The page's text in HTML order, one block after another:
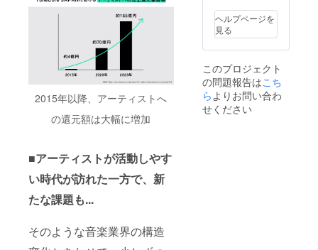
2015年以降、アーティストへ
の還元額は大幅に増加
■アーティストが活動しやす
い時代が訪れた一方で、新
たな課題も...
そのような音楽業界の構造
してお
りま
す。
ヘルプページを
見る
このプロジェクト
の問題報告はこち
らよりお問い合わ
せください